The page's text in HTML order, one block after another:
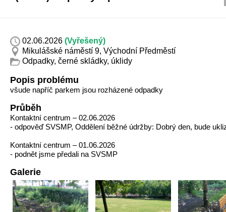
02.06.2026 (Vyřešený)
Mikulášské náměstí 9, Východní Předměstí
Odpadky, černé skládky, úklidy
Popis problému
všude napříč parkem jsou rozházené odpadky
Průběh
Kontaktní centrum – 02.06.2026
- odpověď SVSMP, Oddělení běžné údržby: Dobrý den, bude
Kontaktní centrum – 01.06.2026
- podnět jsme předali na SVSMP
Galerie